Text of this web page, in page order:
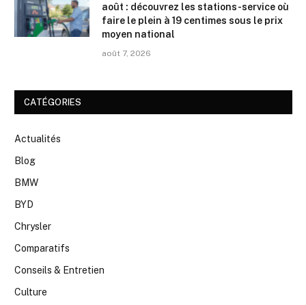
août : découvrez les stations-service où
faire le plein à 19 centimes sous le prix
moyen national
août 7, 2026
CATÉGORIES
Actualités
Blog
BMW
BYD
Chrysler
Comparatifs
Conseils & Entretien
Culture